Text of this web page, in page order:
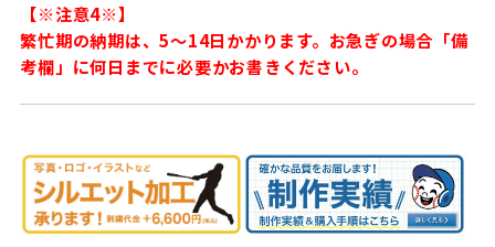
【※注意4※】
繁忙期の納期は、5〜14日かかります。お急ぎの場合「備
考欄」に何日までに必要かお書きください。